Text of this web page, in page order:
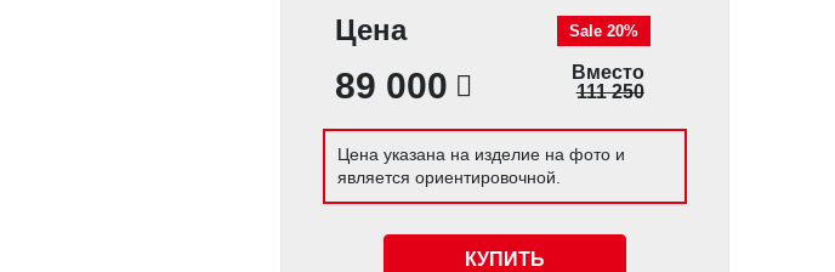
Цена
89 000
Sale 20%
Вместо
111 250
Цена указана на изделие на фото и
является ориентировочной.
КУПИТЬ